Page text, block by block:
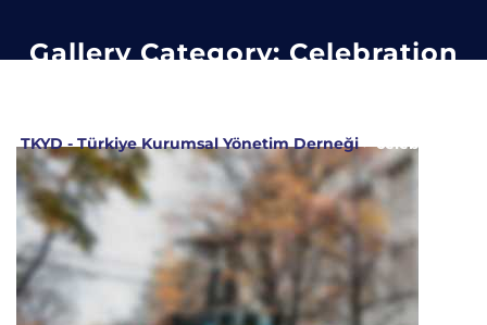
Gallery Category:Celebration
TKYD - Türkiye Kurumsal Yönetim Derneği>celebration